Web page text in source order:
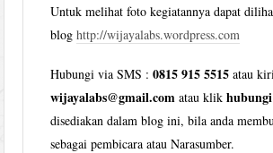
Untuk melihat foto kegiatannya dapat
bloghttp://wijayalabs.wordpress.com
Hubungi via SMS :0815 915 5515 atau
wijayalabs@gmail.com atau klik
disediakan dalam blog ini, bila anda
sebagai pembicara atau Narasumber.